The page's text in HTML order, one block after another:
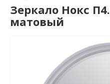
Зеркало Нокс
матовый